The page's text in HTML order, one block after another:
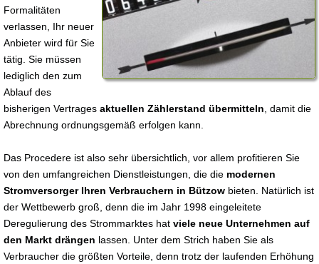
Formalitäten
verlassen, Ihr neuer
Anbieter wird für Sie
tätig. Sie müssen
lediglich den zum
Ablauf des
bisherigen Vertrages aktuellen Zählerstand übermitteln , damit die
Abrechnung ordnungsgemäß erfolgen kann.
Das Procedere ist also sehr übersichtlich, vor allem profitieren Sie
von den umfangreichen Dienstleistungen, die die modernen
Stromversorger Ihren Verbrauchern in Bützow bieten. Natürlich ist
der Wettbewerb groß, denn die im Jahr 1998 eingeleitete
Deregulierung des Strommarktes hat viele neue Unternehmen auf
den Markt drängen lassen. Unter dem Strich haben Sie als
Verbraucher die größten Vorteile, denn trotz der laufenden Erhöhung